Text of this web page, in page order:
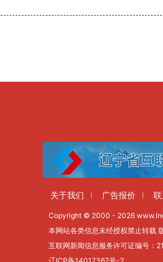
关于我们 广告报价
Copyright © 2000 - 2026
本网站各类信息未经授权禁止转载
互联网新闻信息服务许可证编号：